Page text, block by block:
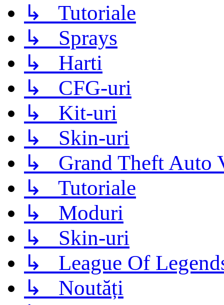
↳ Tutoriale
↳ Sprays
↳ Harti
↳ CFG-uri
↳ Kit-uri
↳ Skin-uri
↳ Grand Theft Auto
↳ Tutoriale
↳ Moduri
↳ Skin-uri
↳ League Of
↳ Noutăți